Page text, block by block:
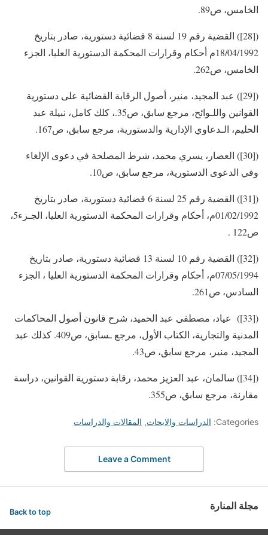
الخامس، ص89.
([28]) القضية رقم 19 لسنة 8 قضائية دستورية، صادر بتاريخ
18/04/1992م أحكام وقرارات المحكمة الدستورية العليا، الجزء
الخامس، ص262.
([29]) عبد المجيد، منير، أصول الرقابة القضائية على دستورية
القوانين واللـوائح، مرجع سابق، ص35.، كلك كامل، نبيلة عبد
الحليم، الـدعاوي الإدارية والدستورية، مرجع سابق، ص167.
([30]) العصار، يسري محمد، شرط المصلحة في دعوى الإلغاء
وفي الدعوى الدستورية، مرجع سابق، ص10.
([31]) القضية رقم 25 لسنة 6 قضائية دستورية، صادر بتاريخ
01/02/1992م، أحكام وقرارات المحكمة الدستورية العليا، الجـزء5،
ص122 .
([32]) القضية رقم 10 لسنة 13 قضائية دستورية، صادر بتاريخ
07/05/1994م، أحكام وقرارات المحكمة الدستورية العليا ، الجزء
السادس، ص261.
([33]) عياد، مصطفى عبد الحميد، شرح قانون أصول المحاكمات
المدنية والتجارية، الكتاب الأول، مرجع ـسابق، ص409. كذلك عبد
المجيد، منير، مرجع سابق، ص43.
([34]) سالمان، عبد العزيز محمد، رقابة دستورية القوانين، دراسة
مقارنة، مرجع سابق، ص355.
Categories: الدراسات والابحاث, المقالات والدراسات
Leave a Comment
مجلة المنارة Back to top